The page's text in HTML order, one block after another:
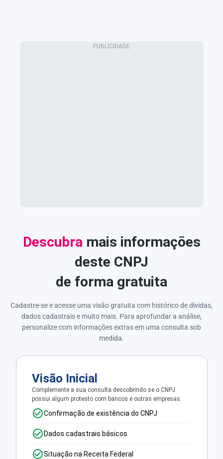
Descubra mais informações
deste CNPJ
de forma gratuita
Cadastre-se e acesse uma visão gratuita com histórico de dívidas,
dados cadastrais e muito mais. Para aprofundar a análise,
personalize com informações extras em uma consulta sob
medida.
Visão Inicial
Complemente a sua consulta descobrindo se o CNPJ
possui algum protesto com bancos e outras empresas.
Confirmação de existência do CNPJ
Dados cadastrais básicos
Situação na Receita Federal